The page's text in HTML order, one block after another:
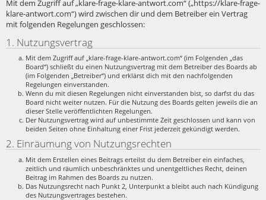
Mit dem Zugriff auf „klare-frage-klare-antwort.com“ („https://klare-frage-
klare-antwort.com“) wird zwischen dir und dem Betreiber ein Vertrag
mit folgenden Regelungen geschlossen:
1. Nutzungsvertrag
Mit dem Zugriff auf „klare-frage-klare-antwort.com“ (im Folgenden „das
Board“) schließt du einen Nutzungsvertrag mit dem Betreiber des Boards ab
(im Folgenden „Betreiber“) und erklärst dich mit den nachfolgenden
Regelungen einverstanden.
Wenn du mit diesen Regelungen nicht einverstanden bist, so darfst du das
Board nicht weiter nutzen. Für die Nutzung des Boards gelten jeweils die an
dieser Stelle veröffentlichten Regelungen.
Der Nutzungsvertrag wird auf unbestimmte Zeit geschlossen und kann von
beiden Seiten ohne Einhaltung einer Frist jederzeit gekündigt werden.
2. Einräumung von Nutzungsrechten
Mit dem Erstellen eines Beitrags erteilst du dem Betreiber ein einfaches,
zeitlich und räumlich unbeschränktes und unentgeltliches Recht, deinen
Beitrag im Rahmen des Boards zu nutzen.
Das Nutzungsrecht nach Punkt 2, Unterpunkt a bleibt auch nach Kündigung
des Nutzungsvertrages bestehen.